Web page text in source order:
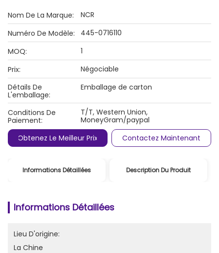
Nom De La Marque:
NCR
Numéro De Modèle:
445-0716110
MOQ:
1
Prix:
Négociable
Détails De
L'emballage:
Emballage de carton
Conditions De
Paiement:
T/T, Western Union,
MoneyGram/paypal
Obtenez Le Meilleur Prix
Contactez Maintenant
Informations Détaillées Description Du Produit
Informations Détaillées
Lieu D'origine:
La Chine